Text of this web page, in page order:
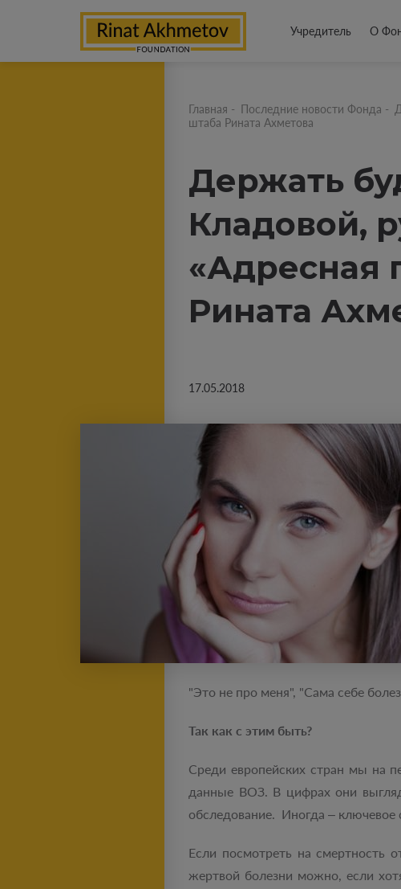
Учредитель О
Главная - Последние новости Фонда -
штаба Рината Ахметова
Держать
Кладовой,
«Адресная
Рината
17.05.2018
"Это не про меня", "Сама себе
Так как с этим быть?
Среди европейских стран мы на
данные ВОЗ. В цифрах они
обследование. Иногда – ключевое
Если посмотреть на смертность
жертвой болезни можно, если